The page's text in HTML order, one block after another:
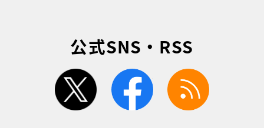
公式SNS・RSS
twitter facebook